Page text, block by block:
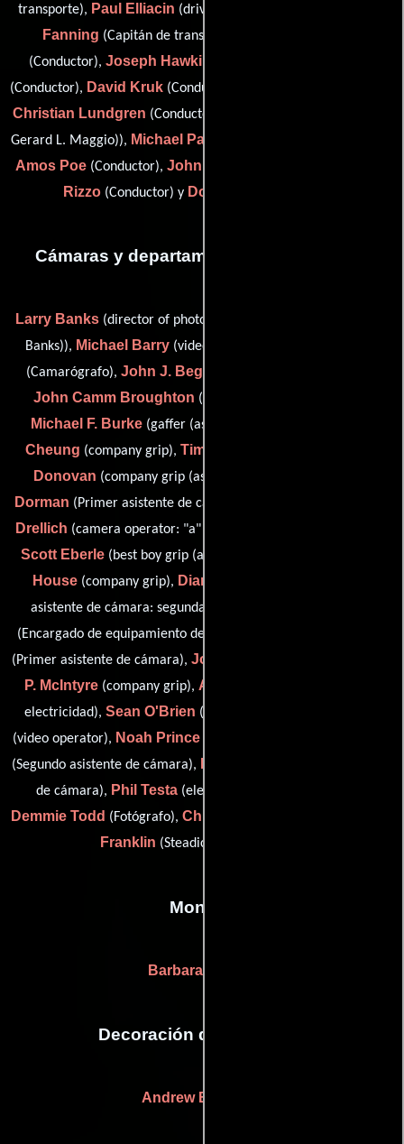
transporte), Paul Elliacin (driver (as Paul E. Eliacin)),
Fanning (Capitán de transporte),
(Conductor), Joseph Hawkins
(Conductor), David Kruk (Conductor),
Christian Lundgren (Conductor),
Gerard L. Maggio)), Michael Papa
Amos Poe(Conductor), John Riggins
Rizzo (Conductor) y Don Yeager
Cámaras y departamento de electricidad
Larry Banks(director of photography: second unit (as Larry L.
Banks)), Michael Barry(video operator),
(Camarógrafo), John J. Begley
John Camm Broughton (camera loader: second unit),
Michael F. Burke(gaffer (as Michael F Burke)),
Cheung (company grip), Tim Davies
Donovan (company grip (as Patrick Donovan)),
Dorman (Primer asistente de cámara: segunda unidad),
Drellich (camera operator: "a" camera (as Steven L. Drellich)),
Scott Eberle (best boy grip (as Scott W. Eberle)),
House (company grip), Diane Koronkiewicz
asistente de cámara: segunda unidad),
(Encargado de equipamiento de cámara),
(Primer asistente de cámara), John Maher
P. McIntyre(company grip), Andy Niceberg
electricidad), Sean O'Brien (company grip),
(video operator), Noah Prince
(Segundo asistente de cámara),
de cámara), Phil Testa (electrician (as Philip D. Testa)),
Demmie Todd (Fotógrafo), Chris Zizzo
Franklin (Steadicam operator (u))
Montaje
Barbara Tulliver
Decoración de escenario
Andrew Baseman